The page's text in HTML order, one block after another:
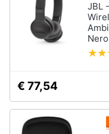
JBL
Nero
€ 77,54